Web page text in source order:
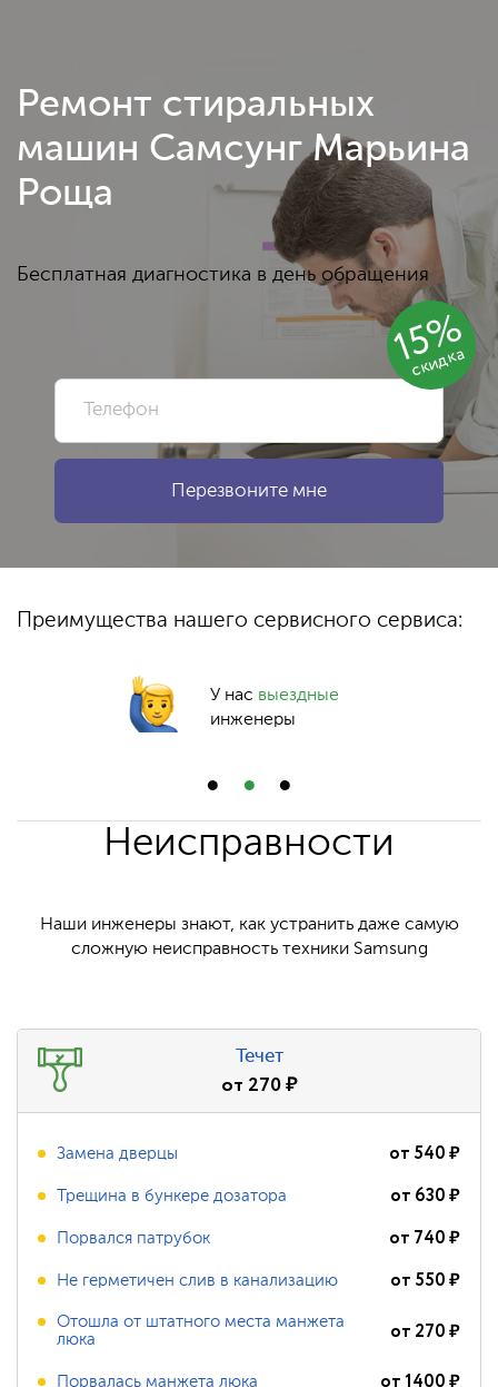
15%
скидка
Ремонт стиральных
машин Самсунг Марьина
Роща
Бесплатная диагностика в день обращения
Преимущества нашего сервисного сервиса:
У нас выездные
инженеры
Неисправности
Наши инженеры знают, как устранить даже самую
сложную неисправность техники Samsung
Течет
от 270₽
Замена дверцы от 540₽
Трещина в бункере дозатора от 630₽
Порвался патрубок от 740₽
Не герметичен слив в канализацию от 550₽
Отошла от штатного места манжета
люка
от 270₽
Порвалась манжета люка